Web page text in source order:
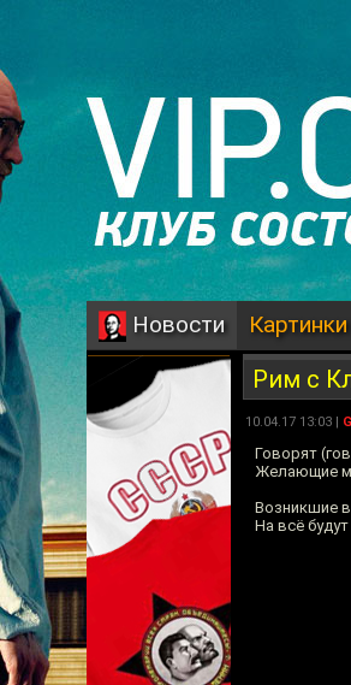
Новости Картинки
Рим с
10.04.17 13:03 |
Говорят
Желающие
Возникшие
На всё